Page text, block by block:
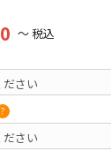
～ 税込
?